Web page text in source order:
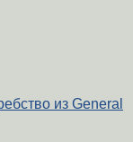
из General